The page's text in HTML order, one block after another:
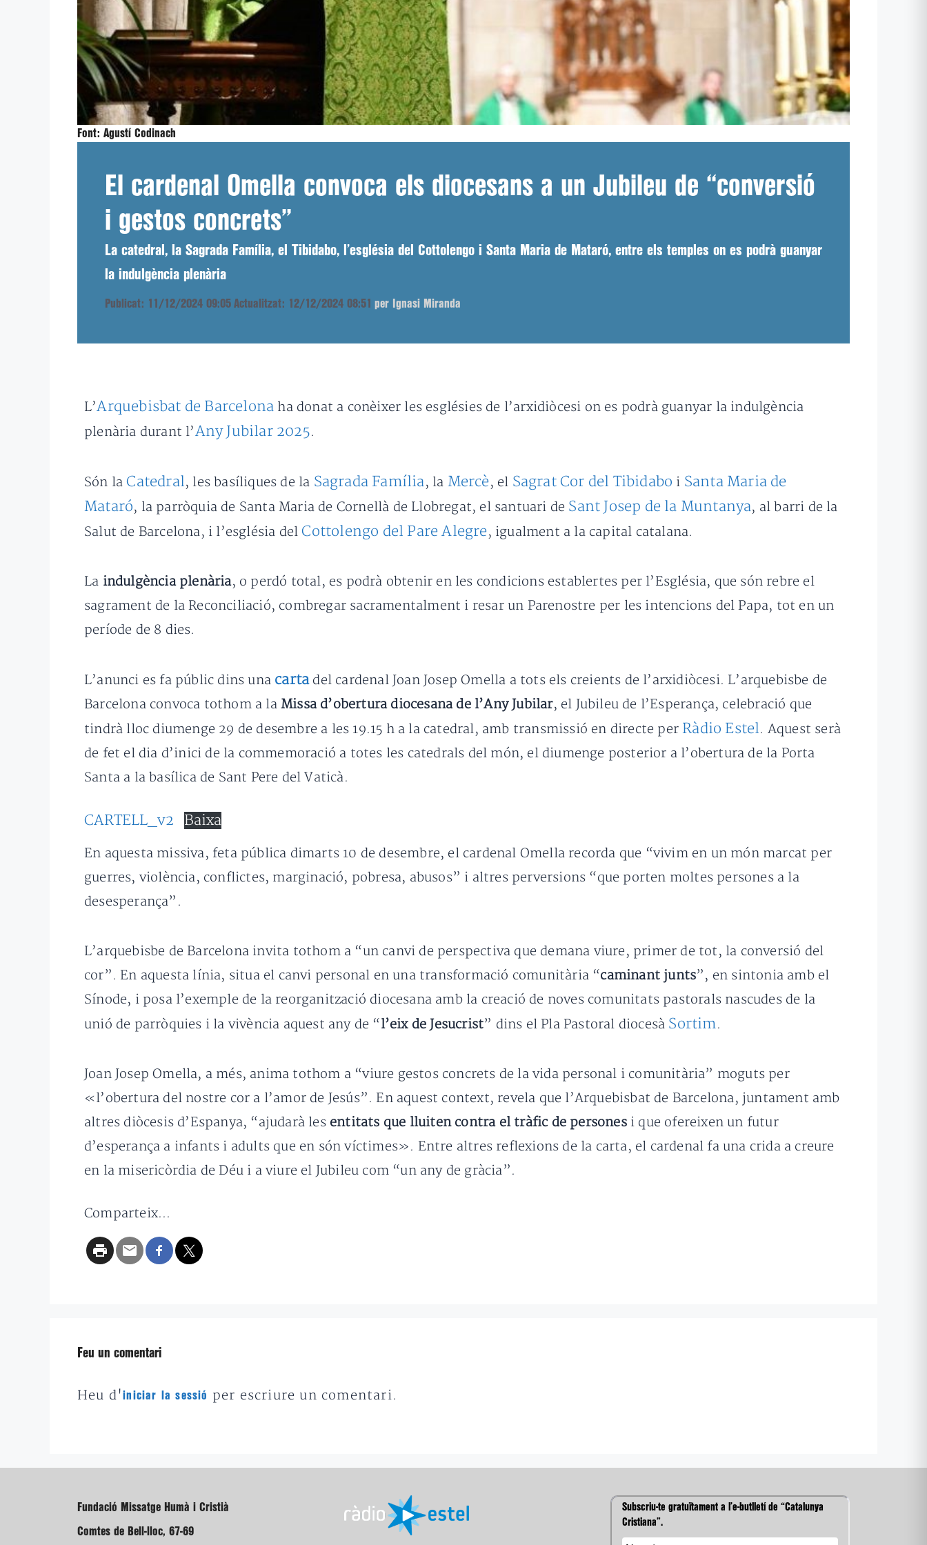
Font: Agustí Codinach
El cardenal Omella convoca els diocesans a un Jubileu de “conversió
i gestos concrets”
La catedral, la Sagrada Família, el Tibidabo, l’església del Cottolengo i Santa Maria de Mataró, entre els temples on es podrà guanyar
la indulgència plenària
Publicat: 11/12/2024 09:05 Actualitzat: 12/12/2024 08:51 per Ignasi Miranda
L’Arquebisbat de Barcelona ha donat a conèixer les esglésies de l’arxidiòcesi on es podrà guanyar la indulgència
plenària durant l’Any Jubilar 2025.
Són laCatedral, les basíliques de la Sagrada Família, la Mercè, el Sagrat Cor del Tibidabo i Santa Maria de
Mataró, la parròquia de Santa Maria de Cornellà de Llobregat, el santuari de Sant Josep de la Muntanya, al barri de la
Salut de Barcelona, i l’església delCottolengo del Pare Alegre, igualment a la capital catalana.
La indulgència plenària, o perdó total, es podrà obtenir en les condicions establertes per l’Església, que són rebre el
sagrament de la Reconciliació, combregar sacramentalment i resar un Parenostre per les intencions del Papa, tot en un
període de 8 dies.
L’anunci es fa públic dins una carta del cardenal Joan Josep Omella a tots els creients de l’arxidiòcesi. L’arquebisbe de
Barcelona convoca tothom a la Missa d’obertura diocesana de l’Any Jubilar, el Jubileu de l’Esperança, celebració que
tindrà lloc diumenge 29 de desembre a les 19.15 h a la catedral, amb transmissió en directe per Ràdio Estel. Aquest serà
de fet el dia d’inici de la commemoració a totes les catedrals del món, el diumenge posterior a l’obertura de la Porta
Santa a la basílica de Sant Pere del Vaticà.
CARTELL_v2 Baixa
En aquesta missiva, feta pública dimarts 10 de desembre, el cardenal Omella recorda que “vivim en un món marcat per
guerres, violència, conflictes, marginació, pobresa, abusos” i altres perversions “que porten moltes persones a la
desesperança”.
L’arquebisbe de Barcelona invita tothom a “un canvi de perspectiva que demana viure, primer de tot, la conversió del
cor”. En aquesta línia, situa el canvi personal en una transformació comunitària “caminant junts”, en sintonia amb el
Sínode, i posa l’exemple de la reorganització diocesana amb la creació de noves comunitats pastorals nascudes de la
unió de parròquies i la vivència aquest any de “l’eix de Jesucrist” dins el Pla Pastoral diocesà Sortim.
Joan Josep Omella, a més, anima tothom a “viure gestos concrets de la vida personal i comunitària” moguts per
«l’obertura del nostre cor a l’amor de Jesús”. En aquest context, revela que l’Arquebisbat de Barcelona, juntament amb
altres diòcesis d’Espanya, “ajudarà les entitats que lluiten contra el tràfic de personesi que ofereixen un futur
d’esperança a infants i adults que en són víctimes». Entre altres reflexions de la carta, el cardenal fa una crida a creure
en la misericòrdia de Déu i a viure el Jubileu com “un any de gràcia”.
Comparteix...
Feu un comentari
Heu d'iniciar la sessió per escriure un comentari.
Fundació Missatge Humà i Cristià
Comtes de Bell-lloc, 67-69
Subscriu-te gratuïtament a l’e-butlletí de “Catalunya
Cristiana”.